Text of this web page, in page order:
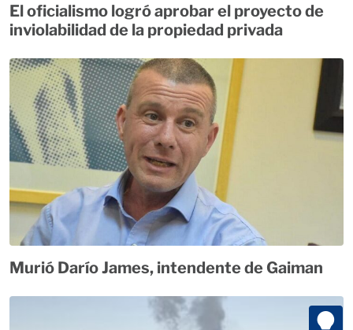
El oficialismo logró aprobar el proyecto de
inviolabilidad de la propiedad privada
Murió Darío James, intendente de Gaiman